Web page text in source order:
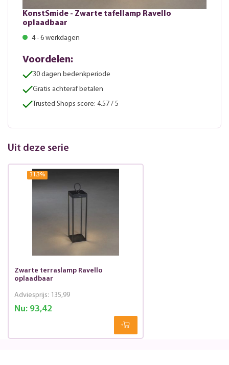
KonstSmide - Zwarte tafellamp Ravello
oplaadbaar
4 - 6 werkdagen
Voordelen:
30 dagen bedenkperiode
Gratis achteraf betalen
Trusted Shops score: 4.57 / 5
Uit deze serie
31.3%
Zwarte terraslamp Ravello
oplaadbaar
Nu:93,42
Adviesprijs: 135,99